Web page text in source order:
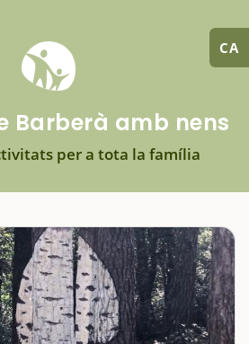
CA
Barberà amb nens
per a tota la família